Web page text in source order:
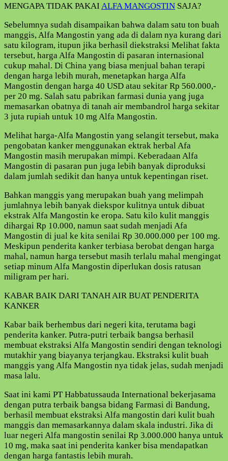
MENGAPA TIDAK PAKAI ALFA MANGOSTIN SAJA?
Sebelumnya sudah disampaikan bahwa dalam satu ton buah
manggis, Alfa Mangostin yang ada di dalam nya kurang dari
satu kilogram, itupun jika berhasil diekstraksi Melihat fakta
tersebut, harga Alfa Mangostin di pasaran internasional
cukup mahal. Di China yang biasa menjual bahan terapi
dengan harga lebih murah, menetapkan harga Alfa
Mangostin dengan harga 40 USD atau sekitar Rp 560.000,-
per 20 mg. Salah satu pabrikan farmasi dunia yang juga
memasarkan obatnya di tanah air membandrol harga sekitar
3 juta rupiah untuk 10 mg Alfa Mangostin.
Melihat harga-Alfa Mangostin yang selangit tersebut, maka
pengobatan kanker menggunakan ektrak herbal Afa
Mangostin masih merupakan mimpi. Keberadaan Alfa
Mangostin di pasaran pun juga lebih banyak diproduksi
dalam jumlah sedikit dan hanya untuk kepentingan riset.
Bahkan manggis yang merupakan buah yang melimpah
jumlahnya lebih banyak diekspor kulitnya untuk dibuat
ekstrak Alfa Mangostin ke eropa. Satu kilo kulit manggis
dihargai Rp 10.000, namun saat sudah menjadi Afa
Mangostin di jual ke kita senilai Rp 30.000.000 per 100 mg.
Meskipun penderita kanker terbiasa berobat dengan harga
mahal, namun harga tersebut masih terlalu mahal mengingat
setiap minum Alfa Mangostin diperlukan dosis ratusan
miligram per hari.
KABAR BAIK DARI TANAH AIR BUAT PENDERITA
KANKER
Kabar baik berhembus dari negeri kita, terutama bagi
penderita kanker. Putra-putri terbaik bangsa berhasil
membuat ekstraksi Alfa Mangostin sendiri dengan teknologi
mutakhir yang biayanya terjangkau. Ekstraksi kulit buah
manggis yang Alfa Mangostin nya tidak jelas, sudah menjadi
masa lalu.
Saat ini kami PT Habbatussauda International bekerjasama
dengan putra terbaik bangsa bidang Farmasi di Bandung,
berhasil membuat ekstraksi Alfa mangostin dari kulit buah
manggis dan memasarkannya dalam skala industri. Jika di
luar negeri Alfa mangostin senilai Rp 3.000.000 hanya untuk
10 mg, maka saat ini penderita kanker bisa mendapatkan
dengan harga fantastis lebih murah.